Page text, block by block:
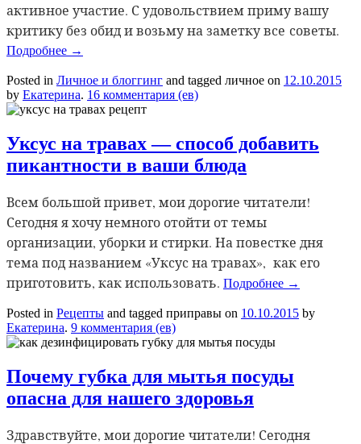
активное участие. С удовольствием приму вашу
критику без обид и возьму на заметку все советы.
Подробнее →
Posted in Личное и блоггинг and tagged личное on 12.10.2015
by Екатерина. 16 комментария (ев)
Уксус на травах — способ добавить
пикантности в ваши блюда
Всем большой привет, мои дорогие читатели!
Сегодня я хочу немного отойти от темы
организации, уборки и стирки. На повестке дня
тема под названием «Уксус на травах», как его
приготовить, как использовать. Подробнее →
Posted in Рецепты and tagged приправы on 10.10.2015 by
Екатерина. 9 комментария (ев)
Почему губка для мытья посуды
опасна для нашего здоровья
Здравствуйте, мои дорогие читатели! Сегодня